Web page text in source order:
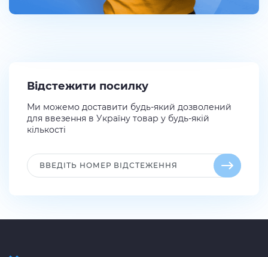
Відстежити посилку
Ми можемо доставити будь-який дозволений
для ввезення в Україну товар у будь-якій
кількості